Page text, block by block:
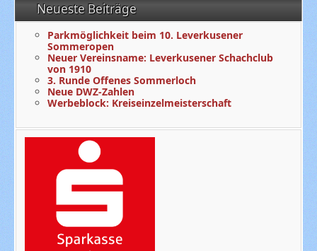
Neueste Beiträge
Parkmöglichkeit beim 10. Leverkusener
Sommeropen
Neuer Vereinsname: Leverkusener Schachclub
von 1910
3. Runde Offenes Sommerloch
Neue DWZ-Zahlen
Werbeblock: Kreiseinzelmeisterschaft